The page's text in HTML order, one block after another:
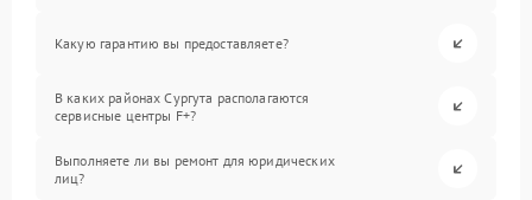
Какую гарантию вы предоставляете?
В каких районах Сургута располагаются
сервисные центры F+?
Выполняете ли вы ремонт для юридических
лиц?